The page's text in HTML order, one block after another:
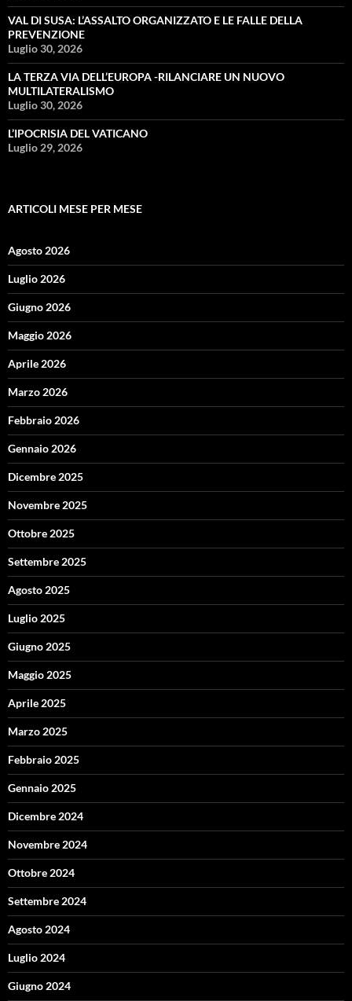
VAL DI SUSA: L’ASSALTO ORGANIZZATO E LE FALLE DELLA
PREVENZIONE
Luglio 30, 2026
LA TERZA VIA DELL’EUROPA -RILANCIARE UN NUOVO
MULTILATERALISMO
Luglio 30, 2026
L’IPOCRISIA DEL VATICANO
Luglio 29, 2026
ARTICOLI MESE PER MESE
Agosto 2026
Luglio 2026
Giugno 2026
Maggio 2026
Aprile 2026
Marzo 2026
Febbraio 2026
Gennaio 2026
Dicembre 2025
Novembre 2025
Ottobre 2025
Settembre 2025
Agosto 2025
Luglio 2025
Giugno 2025
Maggio 2025
Aprile 2025
Marzo 2025
Febbraio 2025
Gennaio 2025
Dicembre 2024
Novembre 2024
Ottobre 2024
Settembre 2024
Agosto 2024
Luglio 2024
Giugno 2024